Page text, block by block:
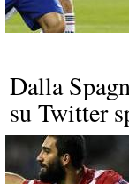
Dalla
su Twitter